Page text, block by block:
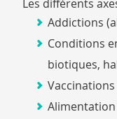
Les différents
Addictions
Conditions
biotiques,
Vaccinations